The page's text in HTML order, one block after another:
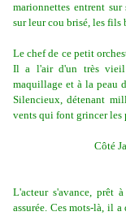
marionnettes entrent
sur leur cou brisé, les fils
Le chef de ce petit
Il a l'air d'un très vieil
maquillage et à la peau
Silencieux, détenant
vents qui font grincer les
Côté
L'acteur s'avance, prêt
assurée. Ces mots-là, il